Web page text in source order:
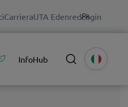
CarrieraUTA EdenredLogin
InfoHub